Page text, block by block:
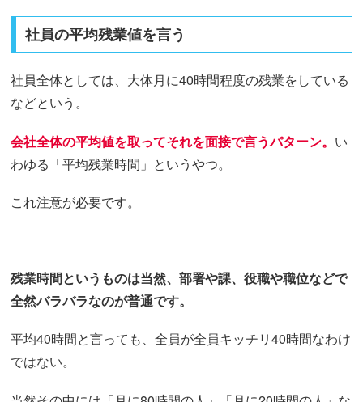
社員の平均残業値を言う
社員全体としては、大体月に40時間程度の残業をしている
などという。
会社全体の平均値を取ってそれを面接で言うパターン。 い
わゆる「平均残業時間」というやつ。
これ注意が必要です。
残業時間というものは当然、部署や課、役職や職位などで
全然バラバラなのが普通です。
平均40時間と言っても、全員が全員キッチリ40時間なわけ
ではない。